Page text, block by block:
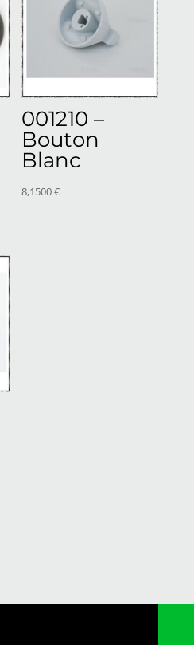
001210 –
Bouton
Blanc
8,1500€